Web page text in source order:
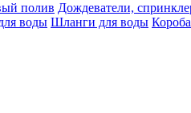
полив Дождеватели,
воды Шланги для воды